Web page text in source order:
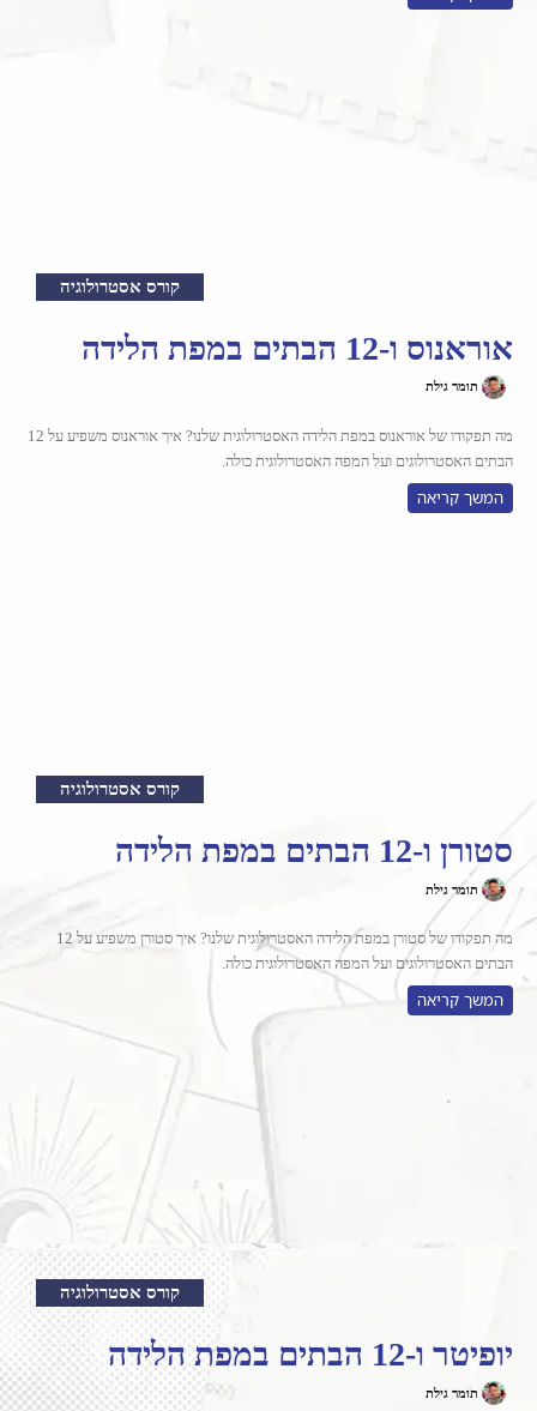
קורס אסטרולוגיה
אוראנוס ו-12 הבתים במפת הלידה
תומר גילת
מה תפקודו של אוראנוס במפת הלידה האסטרולוגית שלנו? איך אוראנוס משפיע על 12
הבתים האסטרולוגים ועל המפה האסטרולוגית כולה.
המשך קריאה
קורס אסטרולוגיה
סטורן ו-12 הבתים במפת הלידה
תומר גילת
מה תפקודו של סטורן במפת הלידה האסטרולוגית שלנו? איך סטורן משפיע על 12
הבתים האסטרולוגים ועל המפה האסטרולוגית כולה.
המשך קריאה
קורס אסטרולוגיה
יופיטר ו-12 הבתים במפת הלידה
תומר גילת